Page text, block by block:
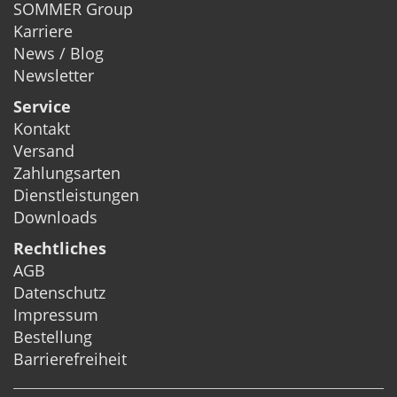
SOMMER Group
Karriere
News / Blog
Newsletter
Service
Kontakt
Versand
Zahlungsarten
Dienstleistungen
Downloads
Rechtliches
AGB
Datenschutz
Impressum
Bestellung
Barrierefreiheit